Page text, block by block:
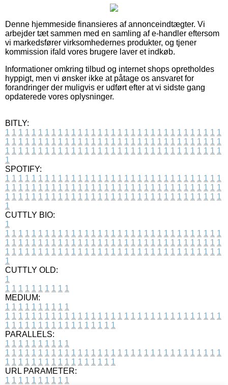
Denne hjemmeside finansieres af annonceindtægter. Vi
arbejder tæt sammen med en samling af e-handler eftersom
vi markedsfører virksomhedernes produkter, og tjener
kommission ifald vores brugere laver et indkøb.
Informationer omkring tilbud og internet shops opretholdes
hyppigt, men vi ønsker ikke at påtage os ansvaret for
forandringer der muligvis er udført efter at vi sidste gang
opdaterede vores oplysninger.
BITLY:
1 1 1 1 1 1 1 1 1 1 1 1 1 1 1 1 1 1 1 1 1 1 1 1 1 1 1 1 1 1 1 1 1
1 1 1 1 1 1 1 1 1 1 1 1 1 1 1 1 1 1 1 1 1 1 1 1 1 1 1 1 1 1 1 1 1
1 1 1 1 1 1 1 1 1 1 1 1 1 1 1 1 1 1 1 1 1 1 1 1 1 1 1 1 1 1 1 1 1
1
SPOTIFY:
1 1 1 1 1 1 1 1 1 1 1 1 1 1 1 1 1 1 1 1 1 1 1 1 1 1 1 1 1 1 1 1 1
1 1 1 1 1 1 1 1 1 1 1 1 1 1 1 1 1 1 1 1 1 1 1 1 1 1 1 1 1 1 1 1 1
1 1 1 1 1 1 1 1 1 1 1 1 1 1 1 1 1 1 1 1 1 1 1 1 1 1 1 1 1 1 1 1 1
1
CUTTLY BIO:
1
1 1 1 1 1 1 1 1 1 1 1 1 1 1 1 1 1 1 1 1 1 1 1 1 1 1 1 1 1 1 1 1 1
1 1 1 1 1 1 1 1 1 1 1 1 1 1 1 1 1 1 1 1 1 1 1 1 1 1 1 1 1 1 1 1 1
1 1 1 1 1 1 1 1 1 1 1 1 1 1 1 1 1 1 1 1 1 1 1 1 1 1 1 1 1 1 1 1 1
1
CUTTLY OLD:
1
1 1 1 1 1 1 1 1 1 1
MEDIUM:
1 1 1 1 1 1 1 1 1 1
1 1 1 1 1 1 1 1 1 1 1 1 1 1 1 1 1 1 1 1 1 1 1 1 1 1 1 1 1 1 1 1 1
1 1 1 1 1 1 1 1 1 1 1 1 1 1 1 1 1
PARALLELS:
1 1 1 1 1 1 1 1 1 1
1 1 1 1 1 1 1 1 1 1 1 1 1 1 1 1 1 1 1 1 1 1 1 1 1 1 1 1 1 1 1 1 1
1 1 1 1 1 1 1 1 1 1 1 1 1 1 1 1 1
URL PARAMETER:
1 1 1 1 1 1 1 1 1 1